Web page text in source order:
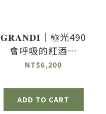
𝐆𝐑𝐀𝐍𝐃𝐈｜極光490
會呼吸的紅酒杯
490ml-2入組
NT$6,200
ADD TO CART